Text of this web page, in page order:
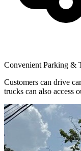
Convenient Parking &
Customers can drive
trucks can also access